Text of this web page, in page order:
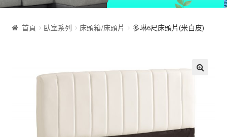
居家飾品
首頁 臥室系列 床頭箱/床頭片 多琳6尺床頭片(米白皮)